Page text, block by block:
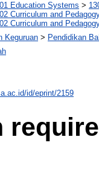
Education Systems >
Curriculum and
Curriculum and
Keguruan > Pendidikan
id/eprint/2159